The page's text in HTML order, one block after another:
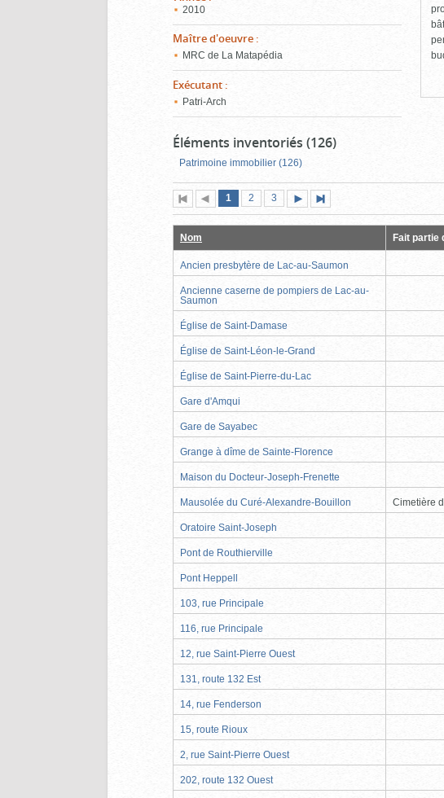
2010
Maître d'oeuvre :
MRC de La Matapédia
Exécutant :
Patri-Arch
Éléments inventoriés (126)
Patrimoine immobilier (126)
Première
page
Page
précédente
Page
1 (page
actuelle)
Page
2 Page
3
suivante
page
Nom Fait partie
Ancien presbytère de Lac-au-Saumon
Ancienne caserne de pompiers de Lac-au-
Saumon
Église de Saint-Damase
Église de Saint-Léon-le-Grand
Église de Saint-Pierre-du-Lac
Gare d'Amqui
Gare de Sayabec
Grange à dîme de Sainte-Florence
Maison du Docteur-Joseph-Frenette
Mausolée du Curé-Alexandre-Bouillon Cimetière
Oratoire Saint-Joseph
Pont de Routhierville
Pont Heppell
103, rue Principale
116, rue Principale
12, rue Saint-Pierre Ouest
131, route 132 Est
14, rue Fenderson
15, route Rioux
2, rue Saint-Pierre Ouest
202, route 132 Ouest